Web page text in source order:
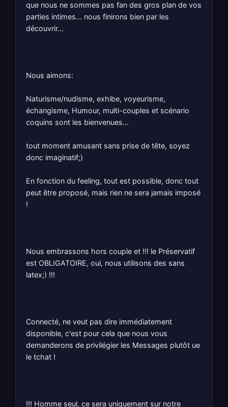
que nous ne sommes pas fan des gros plan de vos
parties intimes... nous finirons bien par les
découvrir...
Nous aimons:
Naturisme/nudisme, exhibe, voyeurisme,
échangisme, Humour, multi-couples et scénario
coquins sont les bienvenues...
tout moment amusant sans prise de tête, soyez
donc imaginatif;)
En fonction du feeling, tout est possible, donc tout
peut être proposé, mais rien ne sera jamais imposé
!
Nous embrassons hors couple et !!! le Préservatif
est OBLIGATOIRE, oui, nous utilisons des sans
latex;) !!!
Connecté, ne veut pas dire immédiatement
disponible, c'est pour cela que nous vous
demanderons de privilégier les Messages plutôt ue
le tchat !
!!! Homme seul, ce sera uniquement sur notre